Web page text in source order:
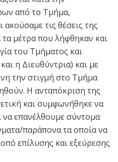
από το Τμήμα,
ακούσαμε τις θέσεις της
μέτρα που λήφθηκαν και
του Τμήματος και
η Διευθύντρια) και με
την στιγμή στο Τμήμα
Η ανταπόκριση της
και συμφωνήθηκε να
να επανέλθουμε σύντομα
παράπονα τα οποία να
επίλυσης και εξεύρεσης